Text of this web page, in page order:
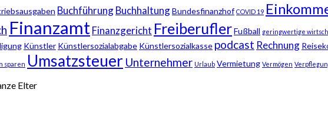
BuchführungBuchhaltungBundesfinanzhof COVID 19
FinanzamtFinanzgericht FreiberuflerFußball geringwertige
Künstler Künstlersozialabgabe Künstlersozialkasse podcast Rechnung
sparen Umsatzsteuer Unternehmer Urlaub Vermietung Vermögen
Elter